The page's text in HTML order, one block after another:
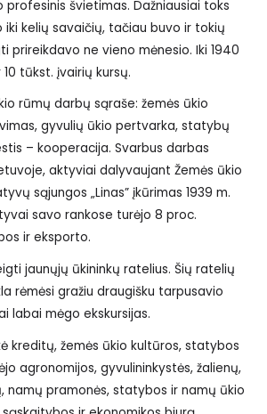
profesinis švietimas. Dažniausiai toks
kelių savaičių, tačiau buvo ir tokių
prireikdavo ne vieno mėnesio. Iki 1940
tūkst. įvairių kursų.
rūmų darbų sąraše: žemės ūkio
gyvulių ūkio pertvarka, statybų
– kooperacija. Svarbus darbas
aktyviai dalyvaujant Žemės ūkio
sąjungos „Linas” įkūrimas 1939 m.
savo rankose turėjo 8 proc.
ir eksporto.
jaunųjų ūkininkų ratelius. Šių ratelių
rėmėsi gražiu draugišku tarpusavio
labai mėgo ekskursijas.
kreditų, žemės ūkio kultūros, statybos
agronomijos, gyvulininkystės, žalienų,
namų pramonės, statybos ir namų ūkio